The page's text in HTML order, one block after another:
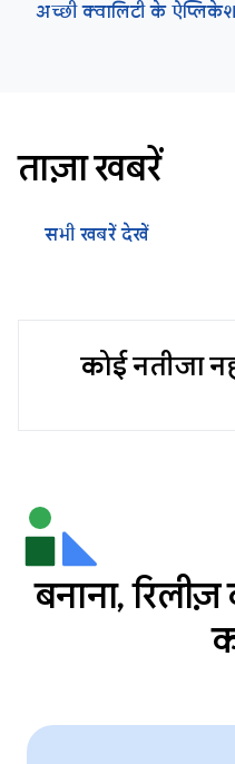
अच्छी क्वालिटी के
ताज़ा खबरें
सभी खबरें देखें
कोई नतीजा
बनाना,